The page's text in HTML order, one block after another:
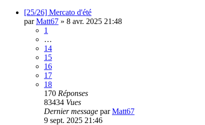
[25/26] Mercato d'été
parMatt67 » 8 avr. 2025 21:48
1
…
14
15
16
17
18
170 Réponses
83434 Vues
Dernier message parMatt67
9 sept. 2025 21:46